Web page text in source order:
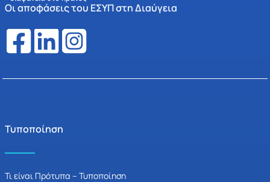
Οι αποφάσεις του ΕΣΥΠ στη Διαύγεια
Τυποποίηση
Τι είναι Πρότυπα – Τυποποίηση